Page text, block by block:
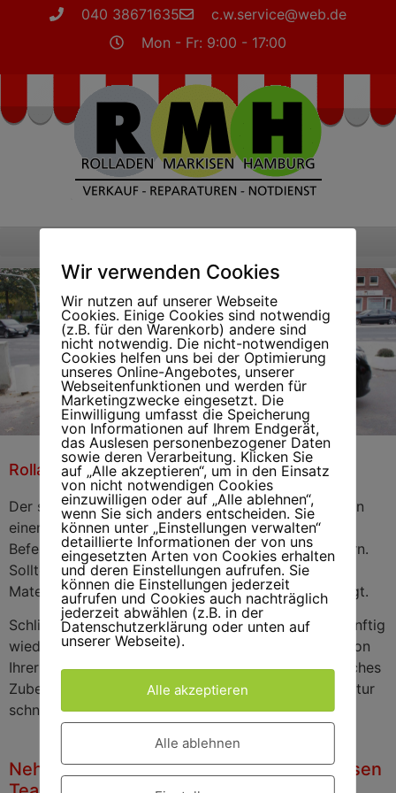
040 38671635
c.w.service@web.de
Mon - Fr: 9:00 - 17:00
Rolladenreparatur
Kayhude
Jetzt Termin vereinbaren
Rolladenreparatur Kayhude
Der so genannte Rolladenpanzer wickelt sich oben in
einem geschlossenen Kastensystem auf und ab.
Befestigt ist er in aller Regel mit flexiblen Stahlfedern.
Sollte hier einmal eine Feder brechen, sind
Materialkenntnisse und fachliches Know How gefragt.
Schließlich soll Ihr Rolladen in einem solchen Fall künftig
wieder leichtgängig laufen und ungebetene Gäste von
Ihrer Wohnung fernhalten. Wir verfügen über sämtliches
Zubehör- und Ersatzmaterial und führen Ihre Reparatur
schnell und fachgerecht durch.
Nehmen Sie mit unserem Rolladen Markisen
Wir verwenden Cookies
Wir nutzen auf unserer Webseite
Cookies. Einige Cookies sind notwendig
(z.B. für den Warenkorb) andere sind
nicht notwendig. Die nicht-notwendigen
Cookies helfen uns bei der Optimierung
unseres Online-Angebotes, unserer
Webseitenfunktionen und werden für
Marketingzwecke eingesetzt. Die
Einwilligung umfasst die Speicherung
von Informationen auf Ihrem Endgerät,
das Auslesen personenbezogener Daten
sowie deren Verarbeitung. Klicken Sie
auf „Alle akzeptieren“, um in den Einsatz
von nicht notwendigen Cookies
einzuwilligen oder auf „Alle ablehnen“,
wenn Sie sich anders entscheiden. Sie
können unter „Einstellungen verwalten“
detaillierte Informationen der von uns
eingesetzten Arten von Cookies erhalten
und deren Einstellungen aufrufen. Sie
können die Einstellungen jederzeit
aufrufen und Cookies auch nachträglich
jederzeit abwählen (z.B. in der
Datenschutzerklärung oder unten auf
unserer Webseite).
Alle akzeptieren
Alle ablehnen